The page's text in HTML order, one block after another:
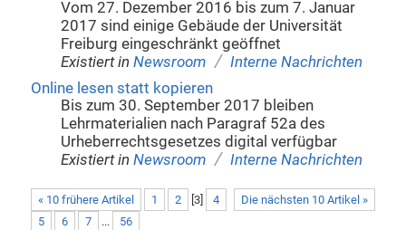
Vom 27. Dezember 2016 bis zum 7. Januar
2017 sind einige Gebäude der Universität
Freiburg eingeschränkt geöffnet
Existiert in Newsroom / Interne Nachrichten
Online lesen statt kopieren
Bis zum 30. September 2017 bleiben
Lehrmaterialien nach Paragraf 52a des
Urheberrechtsgesetzes digital verfügbar
Existiert in Newsroom / Interne Nachrichten
« 10 frühere Artikel Die nächsten 10 Artikel »
1 2 3]
4
5
6 7 ... 56